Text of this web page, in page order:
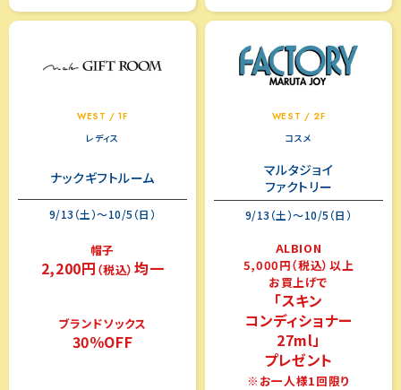
WEST / 1F
レディス
ナックギフトルーム
9/13（土）～10/5（日）
帽子
2,200円 （税込）均一
ブランドソックス
30％OFF
WEST / 2F
コスメ
マルタジョイ
ファクトリー
9/13（土）～10/5（日）
ALBION
5,000円（税込）以上
お買上げで
「スキン
コンディショナー
27ml」
プレゼント
※お一人様1回限り